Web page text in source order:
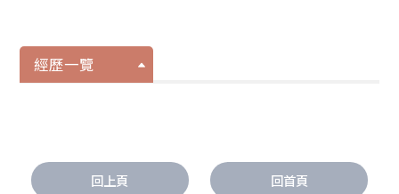
經歷一覽
回上頁 回首頁